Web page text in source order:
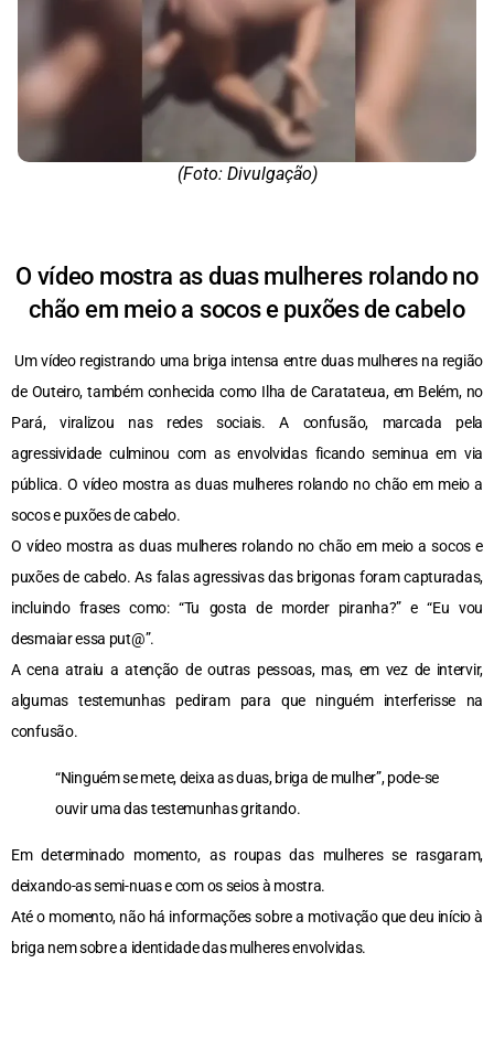
(Foto: Divulgação)
O vídeo mostra as duas mulheres rolando no
chão em meio a socos e puxões de cabelo
Um vídeo registrando uma briga intensa entre duas mulheres na região
de Outeiro, também conhecida como Ilha de Caratateua, em Belém, no
Pará, viralizou nas redes sociais. A confusão, marcada pela
agressividade culminou com as envolvidas ficando seminua em via
pública. O vídeo mostra as duas mulheres rolando no chão em meio a
socos e puxões de cabelo.
O vídeo mostra as duas mulheres rolando no chão em meio a socos e
puxões de cabelo. As falas agressivas das brigonas foram capturadas,
incluindo frases como: “Tu gosta de morder piranha?” e “Eu vou
desmaiar essa put@”.
A cena atraiu a atenção de outras pessoas, mas, em vez de intervir,
algumas testemunhas pediram para que ninguém interferisse na
confusão.
“Ninguém se mete, deixa as duas, briga de mulher”, pode-se
ouvir uma das testemunhas gritando.
Em determinado momento, as roupas das mulheres se rasgaram,
deixando-as semi-nuas e com os seios à mostra.
Até o momento, não há informações sobre a motivação que deu início à
briga nem sobre a identidade das mulheres envolvidas.